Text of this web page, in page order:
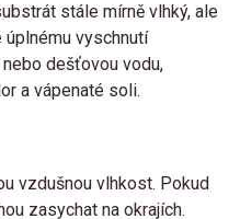
stále mírně vlhký, ale
úplnému vyschnutí
dešťovou vodu,
a vápenaté soli.
vzdušnou vlhkost. Pokud
zasychat na okrajích.